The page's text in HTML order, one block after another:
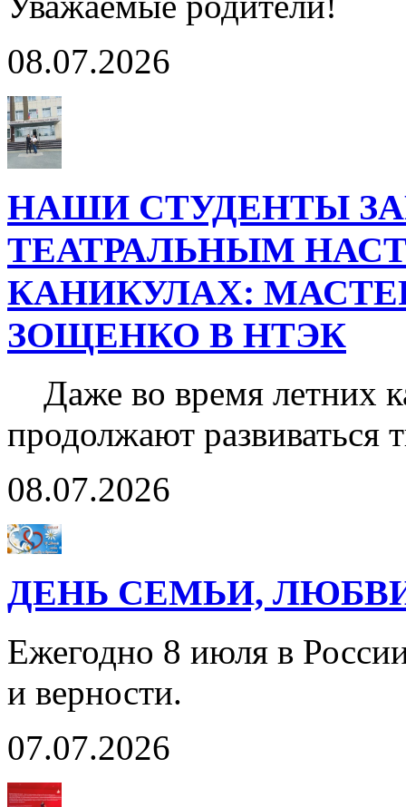
08.07.2026
НАШИ СТУДЕНТЫ
ТЕАТРАЛЬНЫМ
КАНИКУЛАХ:
ЗОЩЕНКО В НТЭК
Даже во время летних
продолжают развиваться
08.07.2026
ДЕНЬ СЕМЬИ,
Ежегодно 8 июля в
и верности.
07.07.2026